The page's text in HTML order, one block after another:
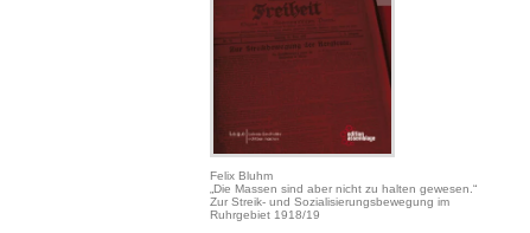
Felix Bluhm
„Die Massen sind aber nicht zu halten gewesen.“
Zur Streik- und Sozialisierungsbewegung im
Ruhrgebiet 1918/19